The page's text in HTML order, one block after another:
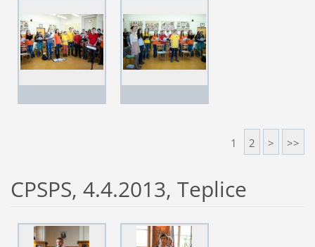
1 2 > >>
CPSPS, 4.4.2013, Teplice